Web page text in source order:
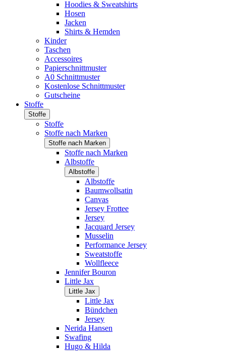
Hoodies & Sweatshirts
Hosen
Jacken
Shirts & Hemden
Kinder
Taschen
Accessoires
Papierschnittmuster
A0 Schnittmuster
Kostenlose Schnittmuster
Gutscheine
Stoffe
Stoffe
Stoffe
Stoffe nach Marken
Stoffe nach Marken
Stoffe nach Marken
Albstoffe
Albstoffe
Albstoffe
Baumwollsatin
Canvas
Jersey Frottee
Jersey
Jacquard Jersey
Musselin
Performance Jersey
Sweatstoffe
Wollfleece
Jennifer Bouron
Little Jax
Little Jax
Little Jax
Bündchen
Jersey
Nerida Hansen
Swafing
Hugo & Hilda